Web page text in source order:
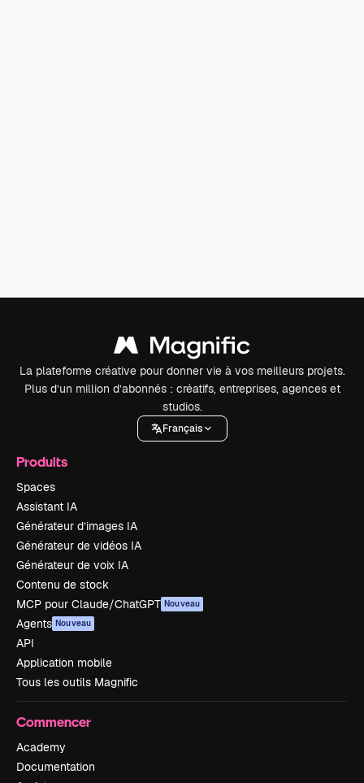
La plateforme créative pour donner vie à vos meilleurs projets.
Plus d’un million d’abonnés : créatifs, entreprises, agences et
studios.
Français
Produits
Spaces
Assistant IA
Générateur d’images IA
Générateur de vidéos IA
Générateur de voix IA
Contenu de stock
MCP pour Claude/ChatGPT Nouveau
Agents Nouveau
API
Application mobile
Tous les outils Magnific
Commencer
Academy
Documentation